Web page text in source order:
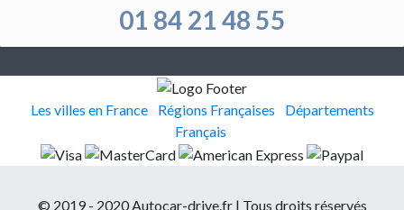
01 84 21 48 55
Les villes en France Régions Françaises
Départements
Français
© 2019 - 2020 Autocar-drive.fr | Tous droits réservés